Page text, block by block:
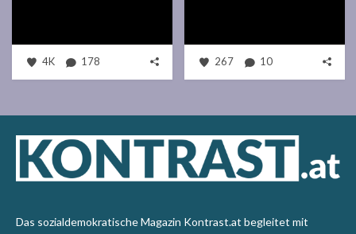
4K 178 267 10
Das sozialdemokratische Magazin Kontrast.at begleitet mit